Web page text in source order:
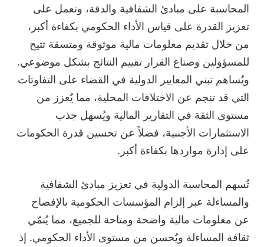
المحاسبة على مبادئ الشفافية والدقة، وتعمل على
تعزيز القدرة على قياس الأداء الحكومي بكفاءة أكبر،
من خلال تقديم معلومات مالية موثوقة ومتسقة تتيح
للمسؤولين وصناع القرار تقييم النتائج بشكل موضوعي.
ويُساهم تبني المعايير الدولية في القضاء على التفاوتات
التي قد تنجم عن الاختلافات المحلية، مما يُعزز من
مستوى الثقة في التقارير المالية ويُسهل جذب
الاستثمارات الأجنبية، فضلاً عن تحسين قدرة الحكومات
على إدارة مواردها بكفاءة أكبر.
تُسهم المحاسبة الدولية في تعزيز مبادئ الشفافية
والمساءلة عبر إلزام المؤسسات الحكومية بالإفصاح
عن معلومات مالية واضحة ومتاحة للجميع، مما يُنمّي
ثقافة المساءلة ويُحسن من مستوى الأداء الحكومي. إذ